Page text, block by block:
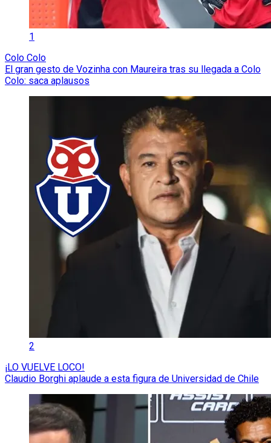
1
Colo Colo
El gran gesto de Vozinha con Maureira tras su llegada a Colo
Colo: saca aplausos
2
¡LO VUELVE LOCO!
Claudio Borghi aplaude a esta figura de Universidad de Chile